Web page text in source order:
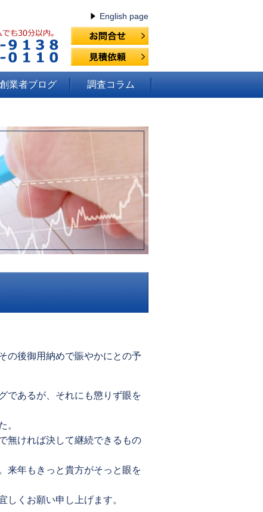
English page
創業者ブログ 調査コラム
の後御用納めで賑やかにとの予
であるが、それにも懲りず眼を
。
無ければ決して継続できるもの
来年もきっと貴方がそっと眼を
くお願い申し上げます。